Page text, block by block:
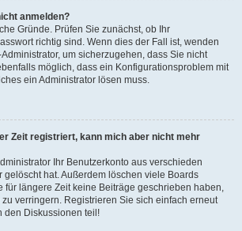
anmelden?
Gründe. Prüfen Sie zunächst, ob Ihr
richtig sind. Wenn dies der Fall ist, wenden
um sicherzugehen, dass Sie nicht
möglich, dass ein Konfigurationsproblem mit
ein Administrator lösen muss.
Zeit registriert, kann mich aber nicht mehr
Ihr Benutzerkonto aus verschieden
gelöscht hat. Außerdem löschen viele Boards
für längere Zeit keine Beiträge geschrieben haben,
verringern. Registrieren Sie sich einfach erneut
den Diskussionen teil!